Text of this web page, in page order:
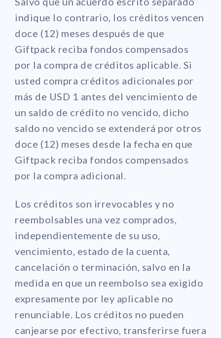
indique lo contrario, los créditos vencen
doce (12) meses después de que
Giftpack reciba fondos compensados
por la compra de créditos aplicable. Si
usted compra créditos adicionales por
más de USD 1 antes del vencimiento de
un saldo de crédito no vencido, dicho
saldo no vencido se extenderá por otros
doce (12) meses desde la fecha en que
Giftpack reciba fondos compensados
por la compra adicional.
Los créditos son irrevocables y no
reembolsables una vez comprados,
independientemente de su uso,
vencimiento, estado de la cuenta,
cancelación o terminación, salvo en la
medida en que un reembolso sea exigido
expresamente por ley aplicable no
renunciable. Los créditos no pueden
canjearse por efectivo, transferirse fuera